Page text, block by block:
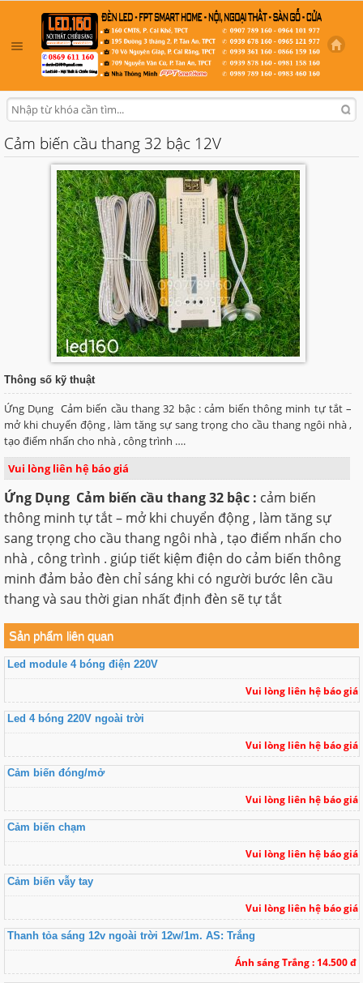
Cảm biến cầu thang 32 bậc 12V
Thông số kỹ thuật
Ứng Dụng Cảm biến cầu thang 32 bậc : cảm biến thông minh tự tắt –
mở khi chuyển động , làm tăng sự sang trọng cho cầu thang ngôi nhà ,
tạo điểm nhấn cho nhà , công trình ….
Vui lòng liên hệ báo giá
Ứng Dụng Cảm biến cầu thang 32 bậc : cảm biến
thông minh tự tắt – mở khi chuyển động , làm tăng sự
sang trọng cho cầu thang ngôi nhà , tạo điểm nhấn cho
nhà , công trình . giúp tiết kiệm điện do cảm biến thông
minh đảm bảo đèn chỉ sáng khi có người bước lên cầu
thang và sau thời gian nhất định đèn sẽ tự tắt
Sản phẩm liên quan
Led module 4 bóng điện 220V
Vui lòng liên hệ báo giá
Led 4 bóng 220V ngoài trời
Vui lòng liên hệ báo giá
Cảm biến đóng/mở
Vui lòng liên hệ báo giá
Cảm biến chạm
Vui lòng liên hệ báo giá
Cảm biến vẫy tay
Vui lòng liên hệ báo giá
Thanh tỏa sáng 12v ngoài trời 12w/1m. AS: Trắng
Ánh sáng Trắng : 14.500 đ